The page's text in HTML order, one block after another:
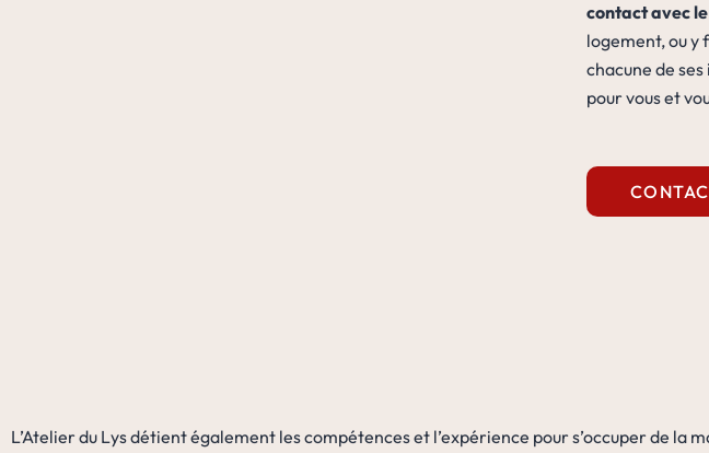
contact avec
logement, ou y
chacune de
pour vous et
L’Atelier du Lys détient également les compétences et l’expérience pour s’occuper de